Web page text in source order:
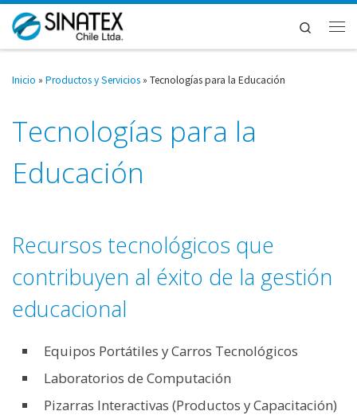
Saltar al contenido
Search
Inicio » Productos y Servicios » Tecnologías para la Educación
Tecnologías para la
Educación
Recursos tecnológicos que
contribuyen al éxito de la gestión
educacional
Equipos Portátiles y Carros Tecnológicos
Laboratorios de Computación
Pizarras Interactivas (Productos y Capacitación)